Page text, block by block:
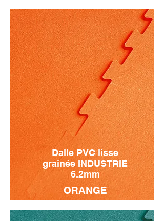
Dalle PVC lisse
grainée INDUSTRIE
6.2mm
ORANGE